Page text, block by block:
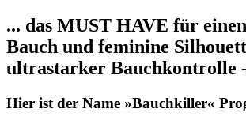
... das MUST HAVE für
Bauch und feminine
ultrastarker Bauchkontrolle
Hier ist der Name »Bauchkiller«